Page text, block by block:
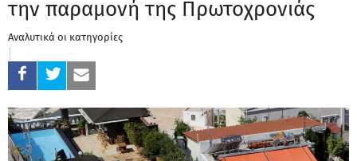
την παραμονή της Πρωτοχρονιάς
Αναλυτικά οι κατηγορίες